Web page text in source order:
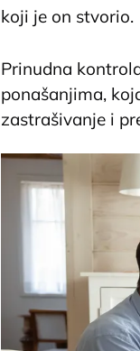
koji je on stvorio.
Prinudna
ponašanjima,
zastrašivanje i